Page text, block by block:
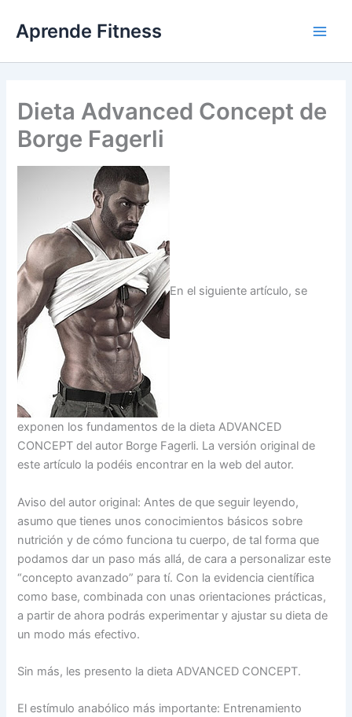
contenido
Aprende Fitness
Dieta Advanced Concept de
Borge Fagerli
En el siguiente artículo, se
exponen los fundamentos de la dieta ADVANCED
CONCEPT del autor Borge Fagerli. La versión original de
este artículo la podéis encontrar en la web del autor.
Aviso del autor original: Antes de que seguir leyendo,
asumo que tienes unos conocimientos básicos sobre
nutrición y de cómo funciona tu cuerpo, de tal forma que
podamos dar un paso más allá, de cara a personalizar este
“concepto avanzado” para tí. Con la evidencia científica
como base, combinada con unas orientaciones prácticas,
a partir de ahora podrás experimentar y ajustar su dieta de
un modo más efectivo.
Sin más, les presento la dieta ADVANCED CONCEPT.
El estímulo anabólico más importante: Entrenamiento